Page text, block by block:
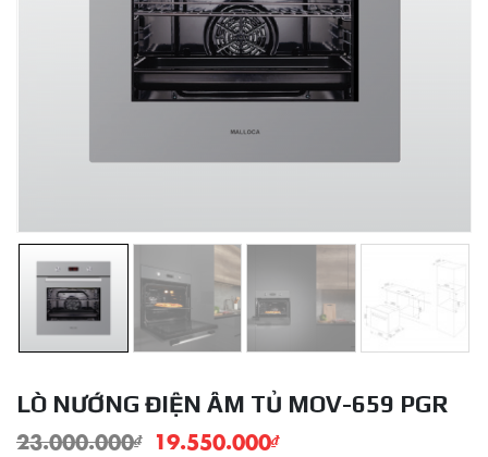
LÒ NƯỚNG ĐIỆN ÂM TỦ MOV-659 PGR
23.000.000₫ 19.550.000₫